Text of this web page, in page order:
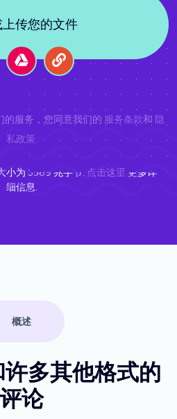
传您的文件
的服务，您同意我们的 服务条款和 隐
私政策
小为 3589 兆字节. 点击这里 更多详
细信息.
概述
多其他格式的
评论